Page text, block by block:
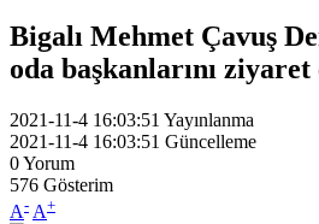
Bigalı Mehmet Çavuş
oda başkanlarını
2021-11-4 16:03:51 Yayınlanma
2021-11-4 16:03:51 Güncelleme
0Yorum
576 Gösterim
A- A+